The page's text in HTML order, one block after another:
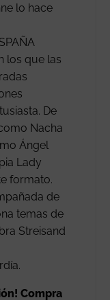
lo hace
los que las
De
Nacha
Ángel
Lady
formato.
de
temas de
Streisand
Compra